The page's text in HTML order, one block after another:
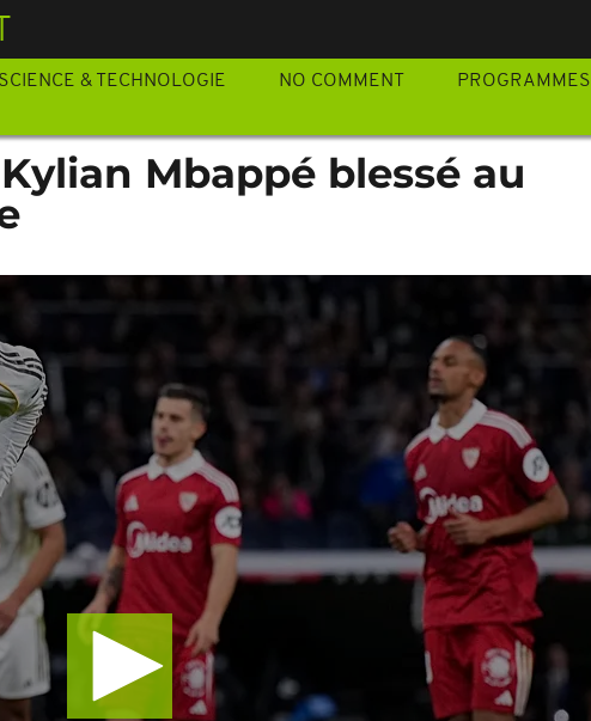
SCIENCE & TECHNOLOGIE NO COMMENT PROGRAMMES
Mbappé blessé au